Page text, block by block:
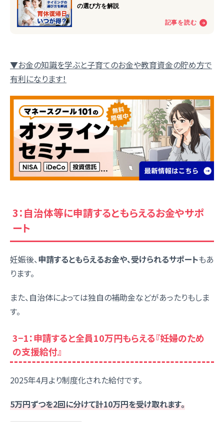
▼お金の知識を学ぶと子育てのお金や教育資金の貯め方で
有利になります！
3：自治体等に申請するともらえるお金やサポ
ート
妊娠後、申請するともらえるお金や、受けられるサポートもあ
ります。
また、自治体によっては独自の補助金などがあったりもしま
す。
3−1：申請すると全員10万円もらえる『妊婦のため
の支援給付』
2025年4月より制度化された給付です。
5万円ずつを2回に分けて計10万円を受け取れます。